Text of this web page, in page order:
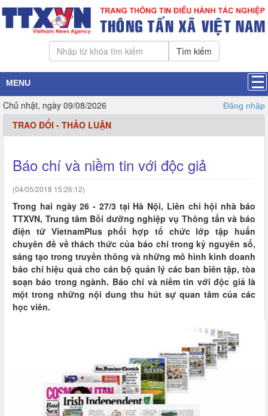
Tìm kiếm
MENU
Chủ nhật, ngày 09/08/2026 Đăng nhập
TRAO ĐỔI - THẢO LUẬN
Báo chí và niềm tin với độc giả
(04/05/2018 15:26:12)
Trong hai ngày 26 - 27/3 tại Hà Nội, Liên chi hội nhà báo
TTXVN, Trung tâm Bồi dưỡng nghiệp vụ Thông tấn và báo
điện tử VietnamPlus phối hợp tổ chức lớp tập huấn
chuyên đề về thách thức của báo chí trong kỷ nguyên số,
sáng tạo trong truyền thông và những mô hình kinh doanh
báo chí hiệu quả cho cán bộ quản lý các ban biên tập, tòa
soạn báo trong ngành. Báo chí và niềm tin với độc giả là
một trong những nội dung thu hút sự quan tâm của các
học viên.